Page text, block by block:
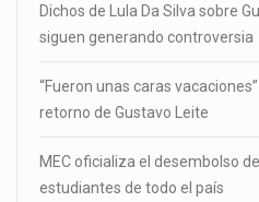
Dichos de Lula Da Silva sobre
siguen generando controversia
“Fueron unas caras
retorno de Gustavo Leite
MEC oficializa el desembolso
estudiantes de todo el país